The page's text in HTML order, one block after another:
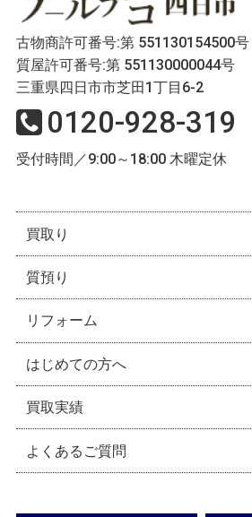
古物商許可番号:第 551130154500号
質屋許可番号:第 551130000044号
三重県四日市市芝田1丁目6-2
0120-928-319
受付時間／9:00～18:00 木曜定休
買取り
質預り
リフォーム
はじめての方へ
買取実績
よくあるご質問